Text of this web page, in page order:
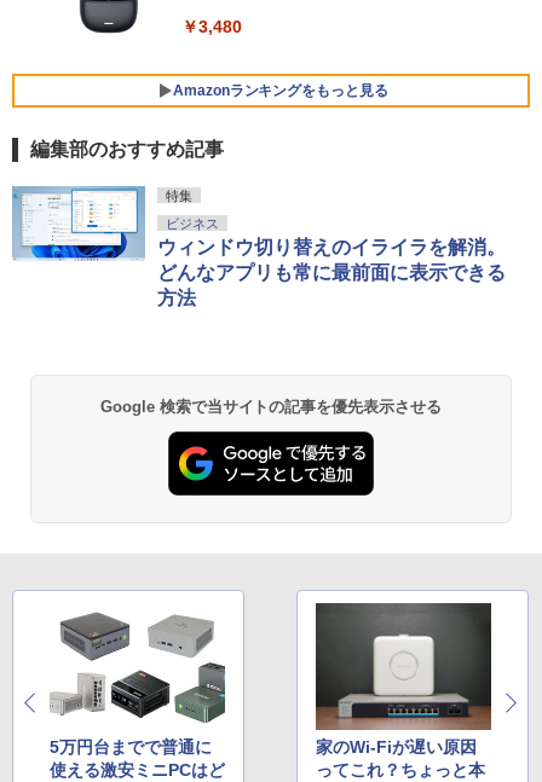
￥3,480
Amazonランキングをもっと見る
BRUCE WAYNE feat. Flo Milli, ATL Jacob
￥250
￥250
On My Road (Stadium ver.)
On My Road (Stadium ver.)
￥250
【Amazon.co.jp限定】 い・ろ・は・す 2L P
￥1,112
ウォーター ペットボトル 静岡県産 500ミリリ
ットル (Smart Basic)
￥1,380
by Amazon 炭酸水 ラベルレス 500ml ×24本
強炭酸水 ペットボトル 500ミリリットル (Sm
art Basic)
￥1,625
薬屋のひとりごと 17巻 (デジタル版ビッグガ
￥770
￥832
ONE PIECE モノクロ版 115 (ジャンプコミッ
HUNTER×HUNTER モノクロ版 39 (ジャンプ
コミックスDIGITAL)
￥572
編集部のおすすめ記事
特集
ビジネス
ウィンドウ切り替えのイライラを解消。
どんなアプリも常に最前面に表示できる
方法
Google 検索で当サイトの記事を優先表示させる
5万円台までで普通に
使える激安ミニPCはど
家のWi-Fiが遅い原因
ってこれ？ちょっと本